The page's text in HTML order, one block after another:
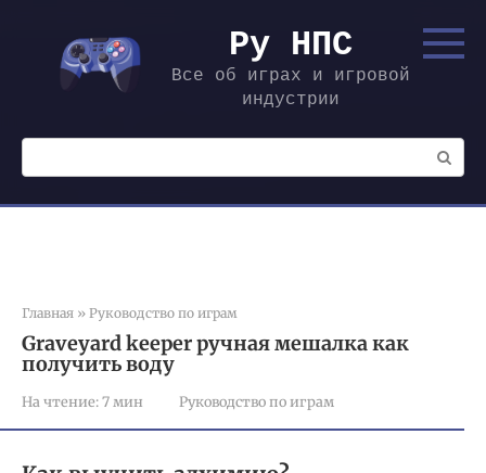
контенту
Ру НПС
Все об играх и игровой
индустрии
Поиск:
Главная » Руководство по играм
Graveyard keeper ручная мешалка как
получить воду
На чтение:7 мин Руководство по играм